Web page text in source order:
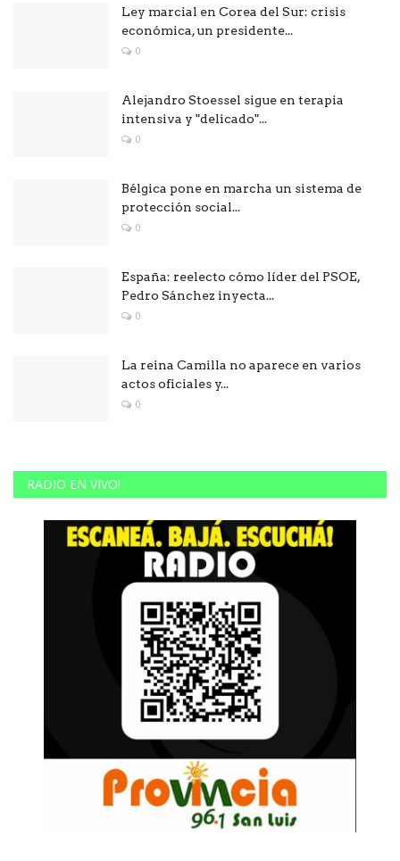
Ley marcial en Corea del Sur: crisis
económica, un presidente...
0
Alejandro Stoessel sigue en terapia
intensiva y "delicado"...
0
Bélgica pone en marcha un sistema de
protección social...
0
España: reelecto cómo líder del PSOE,
Pedro Sánchez inyecta...
0
La reina Camilla no aparece en varios
actos oficiales y...
0
RADIO EN VIVO!